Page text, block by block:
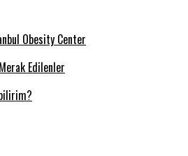
Obesity Center
Edilenler